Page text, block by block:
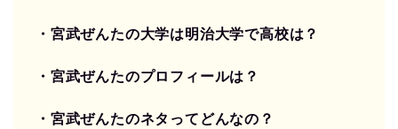
・宮武ぜんたの大学は明治大学で高校は？
・宮武ぜんたのプロフィールは？
・宮武ぜんたのネタってどんなの？